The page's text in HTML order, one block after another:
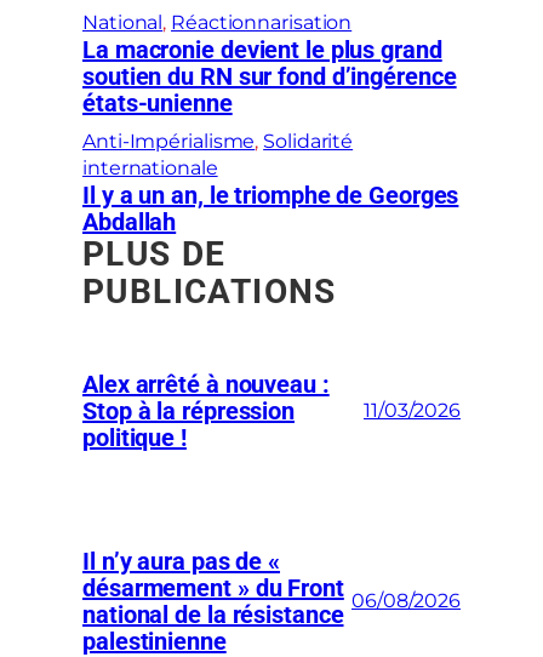
National, Réactionnarisation
La macronie devient le plus grand
soutien du RN sur fond d’ingérence
états-unienne
Anti-Impérialisme, Solidarité
internationale
Il y a un an, le triomphe de Georges
Abdallah
PLUS DE
PUBLICATIONS
Alex arrêté à nouveau :
Stop à la répression
politique !
11/03/2026
Il n’y aura pas de «
désarmement » du Front
national de la résistance
palestinienne
06/08/2026